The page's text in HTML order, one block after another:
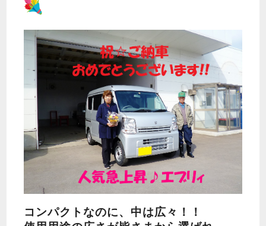
コンパクトなのに、中は広々！！